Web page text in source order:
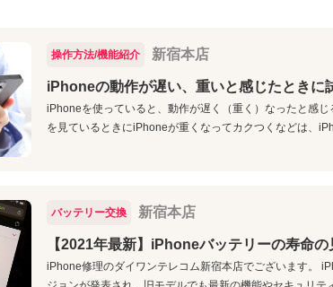
操作方法/機能紹介 新宿本店
iPhoneの動作が遅い、重いと感じたときに
iPhoneを使っていると、動作が遅く（重く）なったと感
を見ているときにiPhoneが重くなってカクつくなどは、
バッテリー交換 新宿本店
【2021年最新】iPhoneバッテリーの寿命
iPhone修理のダイワンテレコム新宿本店でございます。